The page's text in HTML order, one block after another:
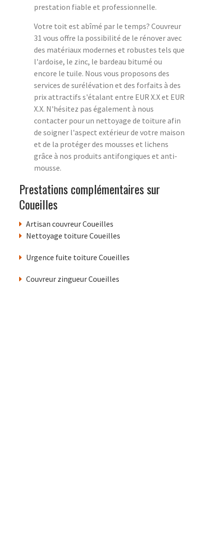
prestation fiable et professionnelle.
Votre toit est abîmé par le temps? Couvreur
31 vous offre la possibilité de le rénover avec
des matériaux modernes et robustes tels que
l'ardoise, le zinc, le bardeau bitumé ou
encore le tuile. Nous vous proposons des
services de surélévation et des forfaits à des
prix attractifs s'étalant entre EUR X.X et EUR
X.X. N'hésitez pas également à nous
contacter pour un nettoyage de toiture afin
de soigner l'aspect extérieur de votre maison
et de la protéger des mousses et lichens
grâce à nos produits antifongiques et anti-
mousse.
Prestations complémentaires sur
Coueilles
Artisan couvreur Coueilles
Nettoyage toiture Coueilles
Urgence fuite toiture Coueilles
Couvreur zingueur Coueilles